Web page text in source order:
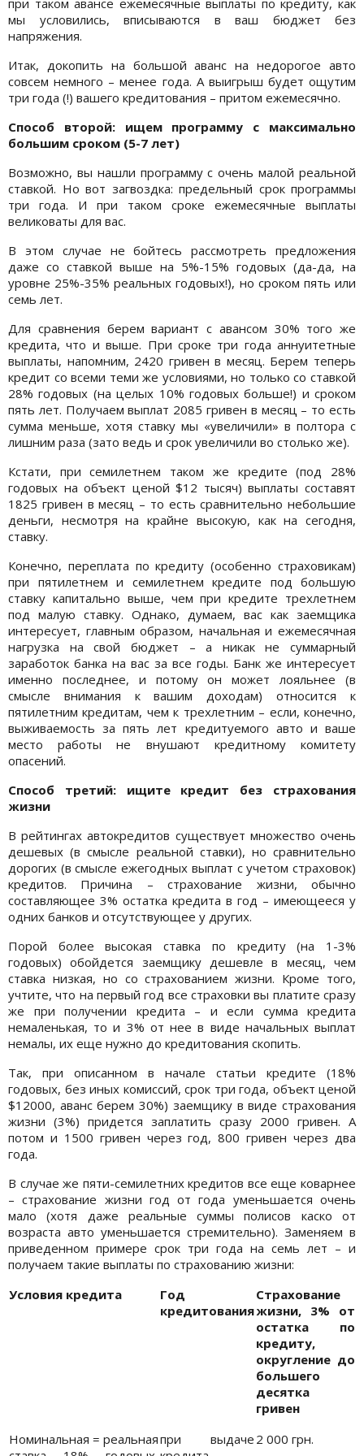
мы условились, вписываются в ваш бюджет без
напряжения.
Итак, докопить на большой аванс на недорогое авто
совсем немного – менее года. А выигрыш будет ощутим
три года (!) вашего кредитования – притом ежемесячно.
Способ второй: ищем программу с максимально
большим сроком (5-7 лет)
Возможно, вы нашли программу с очень малой реальной
ставкой. Но вот загвоздка: предельный срок программы
три года. И при таком сроке ежемесячные выплаты
великоваты для вас.
В этом случае не бойтесь рассмотреть предложения
даже со ставкой выше на 5%-15% годовых (да-да, на
уровне 25%-35% реальных годовых!), но сроком пять или
семь лет.
Для сравнения берем вариант с авансом 30% того же
кредита, что и выше. При сроке три года аннуитетные
выплаты, напомним, 2420 гривен в месяц. Берем теперь
кредит со всеми теми же условиями, но только со ставкой
28% годовых (на целых 10% годовых больше!) и сроком
пять лет. Получаем выплат 2085 гривен в месяц – то есть
сумма меньше, хотя ставку мы «увеличили» в полтора с
лишним раза (зато ведь и срок увеличили во столько же).
Кстати, при семилетнем таком же кредите (под 28%
годовых на объект ценой $12 тысяч) выплаты составят
1825 гривен в месяц – то есть сравнительно небольшие
деньги, несмотря на крайне высокую, как на сегодня,
ставку.
Конечно, переплата по кредиту (особенно страховикам)
при пятилетнем и семилетнем кредите под большую
ставку капитально выше, чем при кредите трехлетнем
под малую ставку. Однако, думаем, вас как заемщика
интересует, главным образом, начальная и ежемесячная
нагрузка на свой бюджет – а никак не суммарный
заработок банка на вас за все годы. Банк же интересует
именно последнее, и потому он может лояльнее (в
смысле внимания к вашим доходам) относится к
пятилетним кредитам, чем к трехлетним – если, конечно,
выживаемость за пять лет кредитуемого авто и ваше
место работы не внушают кредитному комитету
опасений.
Способ третий: ищите кредит без страхования
жизни
В рейтингах автокредитов существует множество очень
дешевых (в смысле реальной ставки), но сравнительно
дорогих (в смысле ежегодных выплат с учетом страховок)
кредитов. Причина – страхование жизни, обычно
составляющее 3% остатка кредита в год – имеющееся у
одних банков и отсутствующее у других.
Порой более высокая ставка по кредиту (на 1-3%
годовых) обойдется заемщику дешевле в месяц, чем
ставка низкая, но со страхованием жизни. Кроме того,
учтите, что на первый год все страховки вы платите сразу
же при получении кредита – и если сумма кредита
немаленькая, то и 3% от нее в виде начальных выплат
немалы, их еще нужно до кредитования скопить.
Так, при описанном в начале статьи кредите (18%
годовых, без иных комиссий, срок три года, объект ценой
$12000, аванс берем 30%) заемщику в виде страхования
жизни (3%) придется заплатить сразу 2000 гривен. А
потом и 1500 гривен через год, 800 гривен через два
года.
В случае же пяти-семилетних кредитов все еще коварнее
– страхование жизни год от года уменьшается очень
мало (хотя даже реальные суммы полисов каско от
возраста авто уменьшается стремительно). Заменяем в
приведенном примере срок три года на семь лет – и
получаем такие выплаты по страхованию жизни:
Условия кредита
Год
кредитования
Страхование
жизни, 3% от
остатка по
кредиту,
округление до
большего
десятка
гривен
Номинальная = реальнаяпри выдаче 2 000 грн.